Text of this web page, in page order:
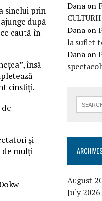
sinelui prin
după
caută în
însă
cinstiți.
și
de mulți
Dana on
Dana on
la suflet
Dana on
ARCHIVES
August
July 2026